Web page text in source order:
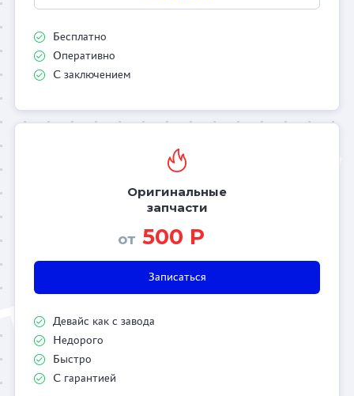
Бесплатно
Оперативно
С заключением
Оригинальные
запчасти
от 500 Р
Записаться
Девайс как с завода
Недорого
Быстро
С гарантией